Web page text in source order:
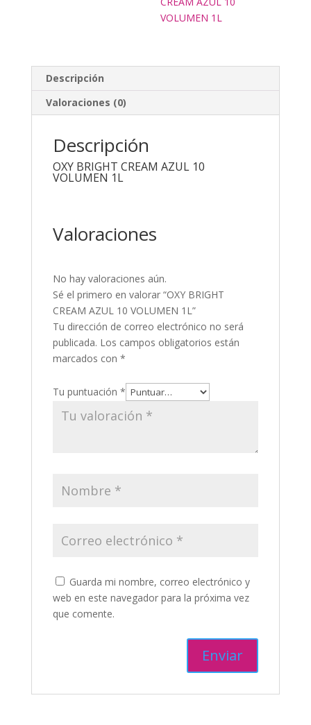
VOLUMEN 1L
Descripción
Valoraciones (0)
Descripción
OXY BRIGHT CREAM AZUL 10
VOLUMEN 1L
Valoraciones
No hay valoraciones aún.
Sé el primero en valorar “OXY BRIGHT
CREAM AZUL 10 VOLUMEN 1L”
Tu dirección de correo electrónico no será
publicada. Los campos obligatorios están
marcados con *
Tu puntuación *
Guarda mi nombre, correo electrónico y
web en este navegador para la próxima vez
que comente.